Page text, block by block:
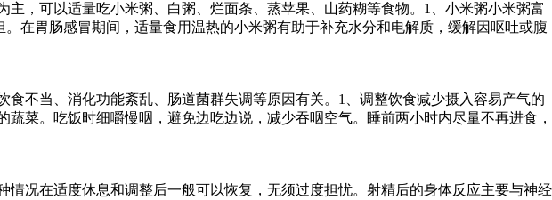
，可以适量吃小米粥、白粥、烂面条、蒸苹果、山药糊等食物。1、小米粥小米粥富
在胃肠感冒期间，适量食用温热的小米粥有助于补充水分和电解质，缓解因呕吐或腹
不当、消化功能紊乱、肠道菌群失调等原因有关。1、调整饮食减少摄入容易产气的
菜。吃饭时细嚼慢咽，避免边吃边说，减少吞咽空气。睡前两小时内尽量不再进食，
况在适度休息和调整后一般可以恢复，无须过度担忧。射精后的身体反应主要与神经